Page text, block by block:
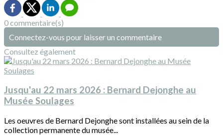
0 commentaire(s)
Connectez-vous pour laisser un commentaire
Consultez également
Jusqu'au 22 mars 2026 : Bernard Dejonghe au
Musée Soulages
Les oeuvres de Bernard Dejonghe sont installées au sein de la
collection permanente du musée...